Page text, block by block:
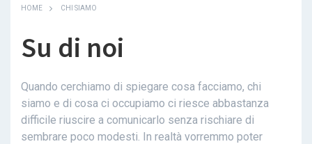
HOME CHI SIAMO
Su di noi
Quando cerchiamo di spiegare cosa facciamo, chi
siamo e di cosa ci occupiamo ci riesce abbastanza
difficile riuscire a comunicarlo senza rischiare di
sembrare poco modesti. In realtà vorremmo poter